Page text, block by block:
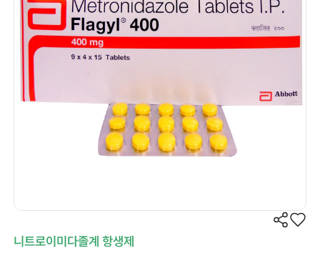
니트로이미다졸계 항생제